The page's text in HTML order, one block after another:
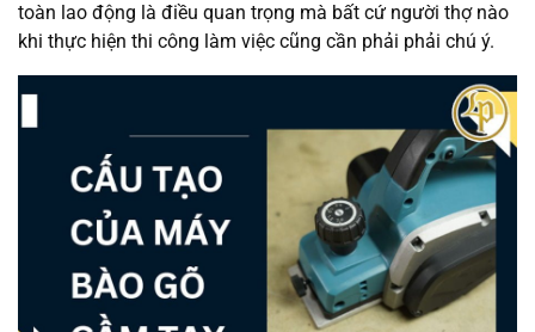
toàn lao động là điều quan trọng mà bất cứ người thợ nào
khi thực hiện thi công làm việc cũng cần phải phải chú ý.